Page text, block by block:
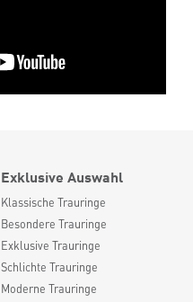
Exklusive Auswahl
Klassische Trauringe
Besondere Trauringe
Exklusive Trauringe
Schlichte Trauringe
Moderne Trauringe